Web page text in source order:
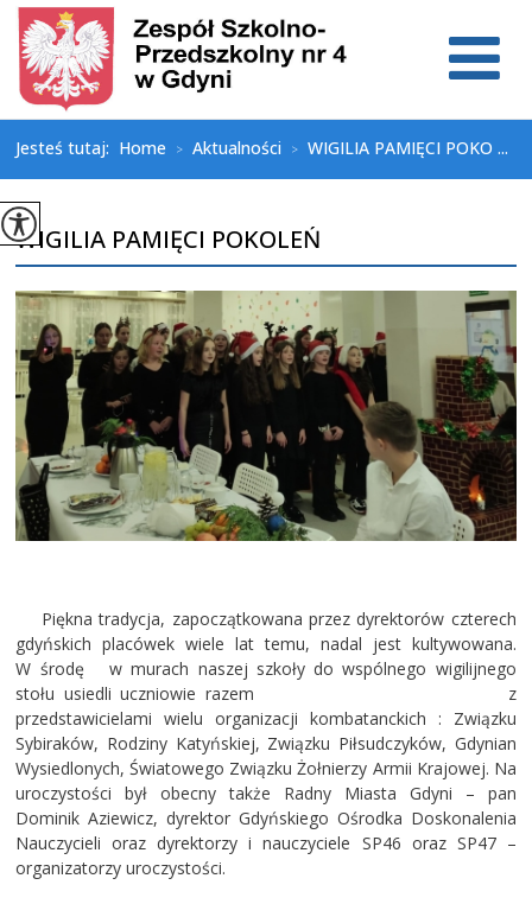
Jesteś tutaj: Home > Aktualności > WIGILIA PAMIĘCI POKO ...
WIGILIA PAMIĘCI POKOLEŃ
Piękna tradycja, zapoczątkowana przez dyrektorów czterech
gdyńskich placówek wiele lat temu, nadal jest kultywowana.
W środę w murach naszej szkoły do wspólnego wigilijnego
stołu usiedli uczniowie razem z
przedstawicielami wielu organizacji kombatanckich : Związku
Sybiraków, Rodziny Katyńskiej, Związku Piłsudczyków, Gdynian
Wysiedlonych, Światowego Związku Żołnierzy Armii Krajowej. Na
uroczystości był obecny także Radny Miasta Gdyni – pan
Dominik Aziewicz, dyrektor Gdyńskiego Ośrodka Doskonalenia
Nauczycieli oraz dyrektorzy i nauczyciele SP46 oraz SP47 –
organizatorzy uroczystości.